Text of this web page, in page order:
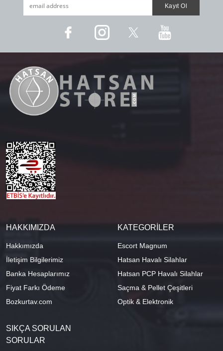
HAKKIMIZDA
Hakkımızda
İletişim Bilgilerimiz
Banka Hesaplarımız
Fiyat Farkı Ödeme
Bozkurtav.com
KATEGORİLER
Escort Magnum
Hatsan Havalı Silahlar
Hatsan PCP Havalı Silahlar
Saçma & Pellet Çeşitleri
Optik & Elektronik
SIKÇA SORULAN
SORULAR